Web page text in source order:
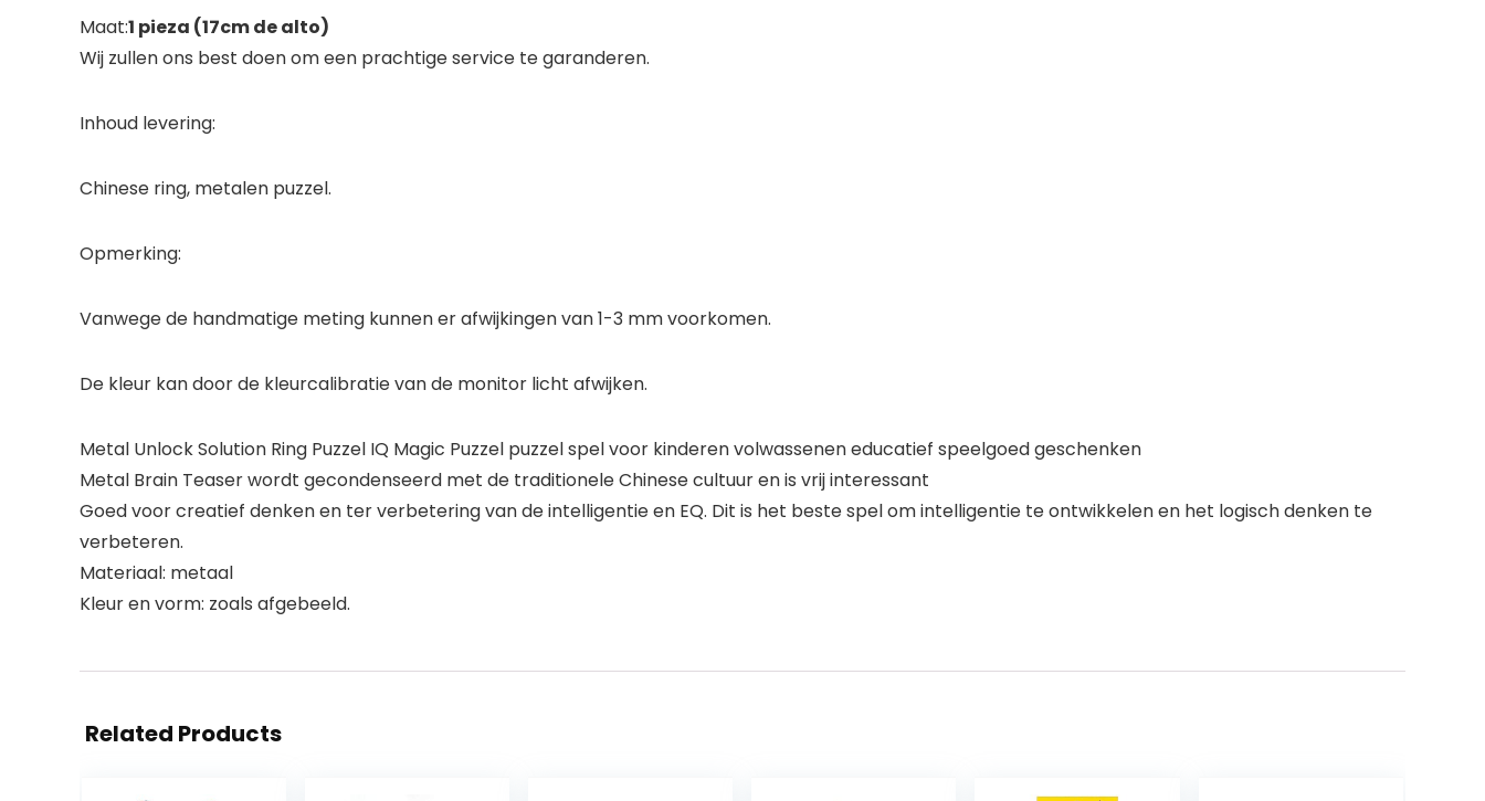
Maat:1 pieza (17cm de alto)
Wij zullen ons best doen om een prachtige service te garanderen.
Inhoud levering:
Chinese ring, metalen puzzel.
Opmerking:
Vanwege de handmatige meting kunnen er afwijkingen van 1-3 mm voorkomen.
De kleur kan door de kleurcalibratie van de monitor licht afwijken.
Metal Unlock Solution Ring Puzzel IQ Magic Puzzel puzzel spel voor kinderen volwassenen educatief speelgoed geschenken
Metal Brain Teaser wordt gecondenseerd met de traditionele Chinese cultuur en is vrij interessant
Goed voor creatief denken en ter verbetering van de intelligentie en EQ. Dit is het beste spel om intelligentie te ontwikkelen en het logisch denken te
verbeteren.
Materiaal: metaal
Kleur en vorm: zoals afgebeeld.
Related Products